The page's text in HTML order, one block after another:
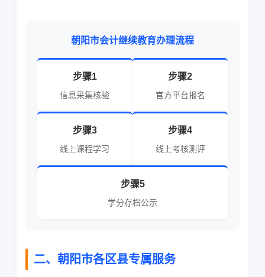
朝阳市会计继续教育办理流程
步骤1
信息采集核验
步骤2
官方平台报名
步骤3
线上课程学习
步骤4
线上考核测评
步骤5
学分存档公示
二、朝阳市各区县专属服务